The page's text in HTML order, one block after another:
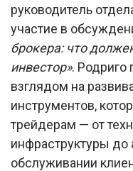
руководитель
участие в
брокера: что
инвестор». Родриго
взглядом на
инструментов,
трейдерам — от
инфраструктуры до
обслуживании